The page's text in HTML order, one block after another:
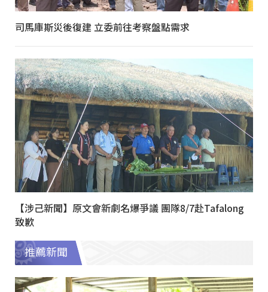
司馬庫斯災後復建 立委前往考察盤點需求
【涉己新聞】原文會新劇名爆爭議 團隊8/7赴Tafalong
致歉
推薦新聞